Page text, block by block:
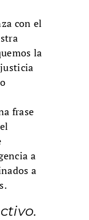
con el
la
frase
a
a